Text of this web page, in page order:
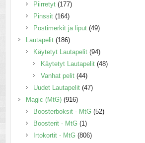
Piirretyt (177)
Pinssit (164)
Postimerkit ja liput (49)
Lautapelit (186)
Käytetyt Lautapelit (94)
Käytetyt Lautapelit (48)
Vanhat pelit (44)
Uudet Lautapelit (47)
Magic (MtG) (916)
Boosterboksit - MtG (52)
Boosterit - MtG (1)
Irtokortit - MtG (806)